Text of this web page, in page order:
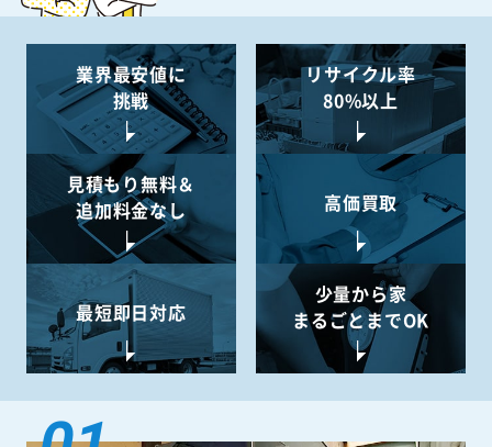
業界最安値に
挑戦
リサイクル率
80%以上
見積もり無料＆
追加料金なし
高価買取
最短即日対応
少量から家
まるごとまでOK